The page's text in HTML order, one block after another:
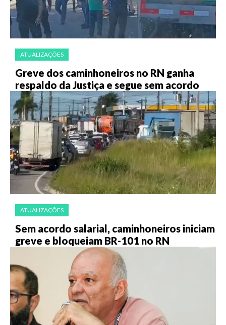
ATUALIZAÇÕES
Greve dos caminhoneiros no RN ganha
respaldo da Justiça e segue sem acordo
ATUALIZAÇÕES
Sem acordo salarial, caminhoneiros iniciam
greve e bloqueiam BR-101 no RN